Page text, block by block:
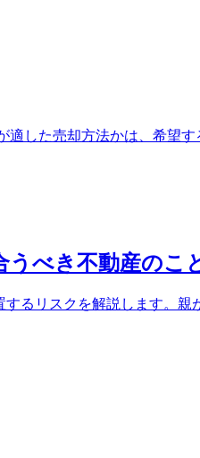
した売却方法かは、希望
べき不動産のこ
るリスクを解説します。親